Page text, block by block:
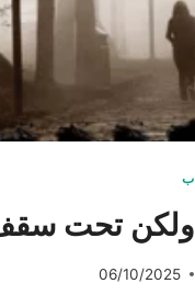
ولكن تحت
06/10/2025